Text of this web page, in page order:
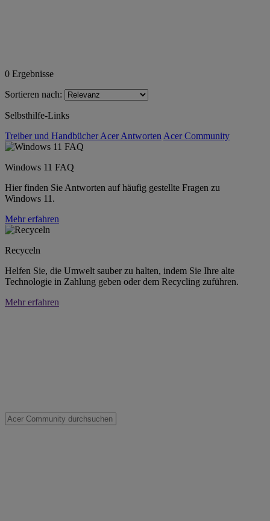
0 Ergebnisse
Sortieren nach:
Selbsthilfe-Links
Treiber und HandbücherAcer Antworten Acer Community
Windows 11 FAQ
Hier finden Sie Antworten auf häufig gestellte Fragen zu
Windows 11.
Mehr erfahren
Recyceln
Helfen Sie, die Umwelt sauber zu halten, indem Sie Ihre alte
Technologie in Zahlung geben oder dem Recycling zuführen.
Mehr erfahren